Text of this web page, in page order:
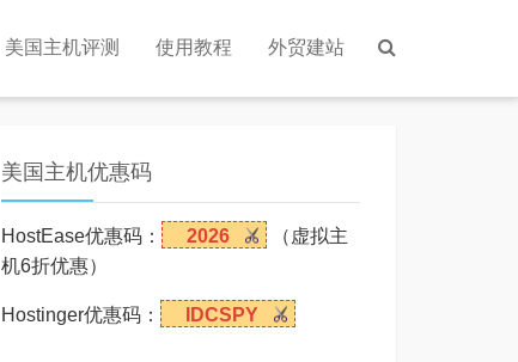
美国主机评测 使用教程 外贸建站
美国主机优惠码
HostEase优惠码： 2026
（虚拟主
机6折优惠）
Hostinger优惠码： IDCSPY